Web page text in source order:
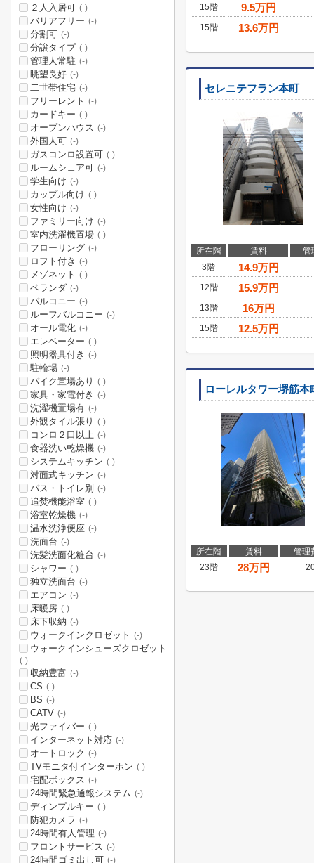
15階 9.5万円
15階 13.6万円
セレニテフラン本町
所在階 賃料
管
3階
14.9万円
12階 15.9万円
13階 16万円
15階 12.5万円
ローレルタワー堺筋本
所在階 賃料
管理
23階
28万円
２人入居可 (-)
バリアフリー (-)
分割可 (-)
分譲タイプ (-)
管理人常駐 (-)
眺望良好 (-)
二世帯住宅 (-)
フリーレント (-)
カードキー (-)
オープンハウス (-)
外国人可 (-)
ガスコンロ設置可 (-)
ルームシェア可 (-)
学生向け (-)
カップル向け (-)
女性向け (-)
ファミリー向け (-)
室内洗濯機置場 (-)
フローリング (-)
ロフト付き (-)
メゾネット (-)
ベランダ (-)
バルコニー (-)
ルーフバルコニー (-)
オール電化 (-)
エレベーター (-)
照明器具付き (-)
駐輪場 (-)
バイク置場あり (-)
家具・家電付き (-)
洗濯機置場有 (-)
外観タイル張り (-)
コンロ２口以上 (-)
食器洗い乾燥機 (-)
システムキッチン (-)
対面式キッチン (-)
バス・トイレ別 (-)
追焚機能浴室 (-)
浴室乾燥機 (-)
温水洗浄便座 (-)
洗面台 (-)
洗髪洗面化粧台 (-)
シャワー (-)
独立洗面台 (-)
エアコン (-)
床暖房 (-)
床下収納 (-)
ウォークインクロゼット (-)
ウォークインシューズクロゼット
(-)
収納豊富 (-)
CS (-)
BS (-)
CATV (-)
光ファイバー (-)
インターネット対応 (-)
オートロック (-)
TVモニタ付インターホン (-)
宅配ボックス (-)
24時間緊急通報システム (-)
ディンプルキー (-)
防犯カメラ (-)
24時間有人管理 (-)
フロントサービス (-)
24時間ゴミ出し可 (-)